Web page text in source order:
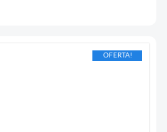
OFERTA!